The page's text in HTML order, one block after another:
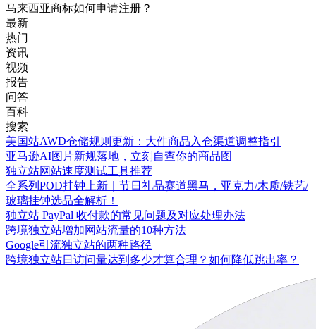
马来西亚商标如何申请注册？
最新
热门
资讯
视频
报告
问答
百科
搜索
美国站AWD仓储规则更新：大件商品入仓渠道调整指引
亚马逊AI图片新规落地，立刻自查你的商品图
独立站网站速度测试工具推荐
全系列POD挂钟上新｜节日礼品赛道黑马，亚克力/木质/铁艺/
玻璃挂钟选品全解析！
独立站 PayPal 收付款的常见问题及对应处理办法
跨境独立站增加网站流量的10种方法
Google引流独立站的两种路径
跨境独立站日访问量达到多少才算合理？如何降低跳出率？